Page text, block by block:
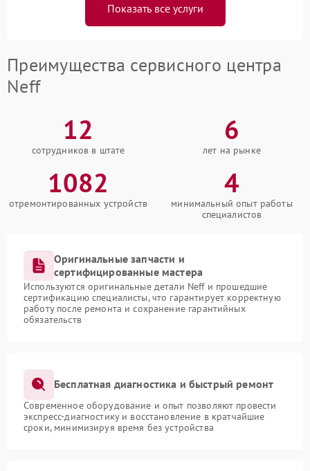
Показать все услуги
Преимущества сервисного центра
Neff
12
сотрудников в штате
6
лет на рынке
1082
отремонтированных устройств
4
минимальный опыт работы
специалистов
Оригинальные запчасти и
сертифицированные мастера
Используются оригинальные детали Neff и прошедшие
сертификацию специалисты, что гарантирует корректную
работу после ремонта и сохранение гарантийных
обязательств
Бесплатная диагностика и быстрый ремонт
Современное оборудование и опыт позволяют провести
экспресс-диагностику и восстановление в кратчайшие
сроки, минимизируя время без устройства